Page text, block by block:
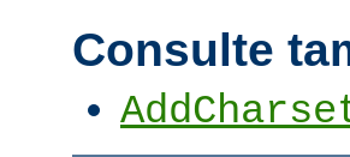
Consulte